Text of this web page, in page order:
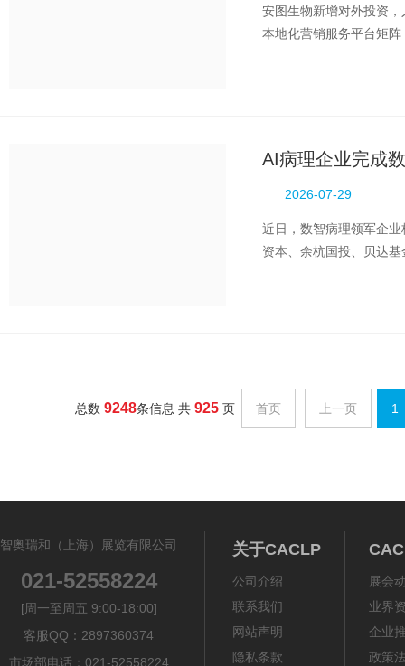
安图生物新增对外投资
本地化营销服务平台矩
AI病理企业完成
2026-07-29
近日，数智病理领军企
资本、余杭国投、贝达
总数 9248条信息 共 925页 首页 上一页 1
智奥瑞和（上海）展览有限公司
021-52558224
[周一至周五 9:00-18:00]
客服QQ：2897360374
市场部电话：021-52558224
关于CACLP
公司介绍
联系我们
网站声明
隐私条款
展会
业界
企业
政策